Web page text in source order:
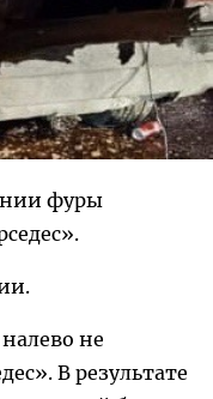
фуры
не
В результате